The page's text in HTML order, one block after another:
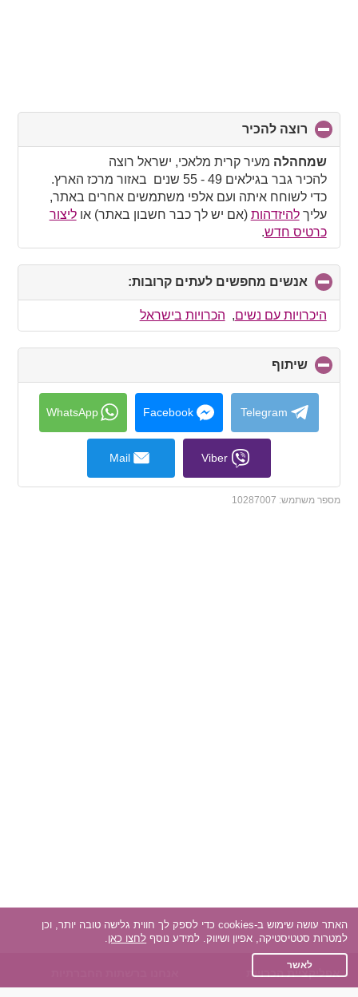
רוצה להכיר
to
collapse
contents
שמחהלה מעיר קרית מלאכי, ישראל רוצה
להכיר גבר בגילאים 49 - 55 שנים באזור מרכז הארץ.
כדי לשוחח איתה ועם אלפי משתמשים אחרים באתר,
עליךלהיזדהות (אם יש לך כבר חשבון באתר) אוליצור
כרטיס חדש.
אנשים מחפשים לעתים קרובות:
to
contents
היכרויות עם נשים, הכרויות בישראל
שיתוף
to
collapse
contents
Telegram
Facebook
WhatsApp
Viber
Mail
מספר משתמש: 10287007
אפליקציית הכרויות
האתר עושה שימוש ב-cookies כדי לספק לך חווית גלישה טובה יותר, וכן
למטרות סטטיסטיקה, אפיון ושיווק. למידע נוסף לחצו כאן.
לאשר